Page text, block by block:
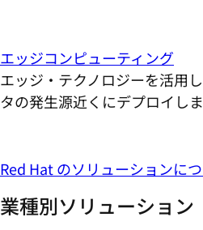
エッジコンピューティング
エッジ・テクノロジーを活用
タの発生源近くにデプロイしま
Red Hat のソリューションに
業種別ソリューション